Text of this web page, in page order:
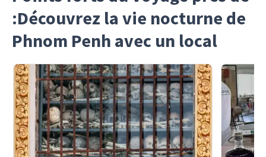
:Découvrez la vie nocturne de
Phnom Penh avec un local